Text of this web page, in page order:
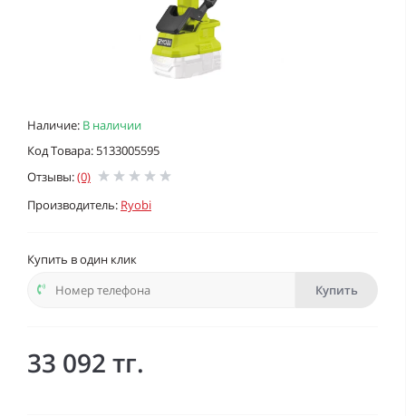
Наличие: В наличии
Код Товара: 5133005595
Отзывы:(0)
Производитель: Ryobi
Купить в один клик
Купить
33 092 тг.